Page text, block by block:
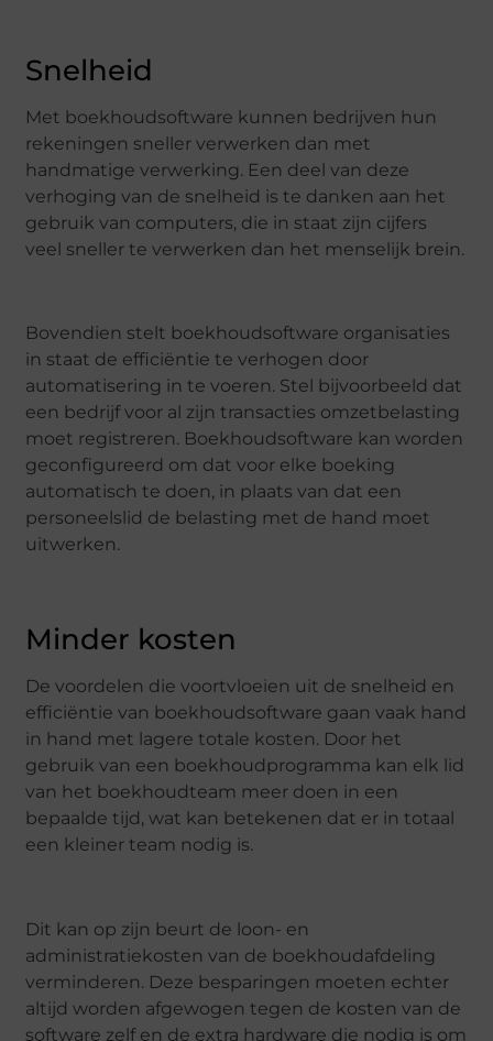
Snelheid
Met boekhoudsoftware kunnen bedrijven hun
rekeningen sneller verwerken dan met
handmatige verwerking. Een deel van deze
verhoging van de snelheid is te danken aan het
gebruik van computers, die in staat zijn cijfers
veel sneller te verwerken dan het menselijk brein.
Bovendien stelt boekhoudsoftware organisaties
in staat de efficiëntie te verhogen door
automatisering in te voeren. Stel bijvoorbeeld dat
een bedrijf voor al zijn transacties omzetbelasting
moet registreren. Boekhoudsoftware kan worden
geconfigureerd om dat voor elke boeking
automatisch te doen, in plaats van dat een
personeelslid de belasting met de hand moet
uitwerken.
Minder kosten
De voordelen die voortvloeien uit de snelheid en
efficiëntie van boekhoudsoftware gaan vaak hand
in hand met lagere totale kosten. Door het
gebruik van een boekhoudprogramma kan elk lid
van het boekhoudteam meer doen in een
bepaalde tijd, wat kan betekenen dat er in totaal
een kleiner team nodig is.
Dit kan op zijn beurt de loon- en
administratiekosten van de boekhoudafdeling
verminderen. Deze besparingen moeten echter
altijd worden afgewogen tegen de kosten van de
software zelf en de extra hardware die nodig is om